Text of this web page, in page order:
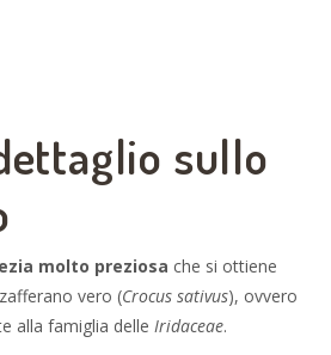
sullo
molto preziosa che si ottiene
vero (Crocus sativus), ovvero
alla famiglia delleIridaceae.